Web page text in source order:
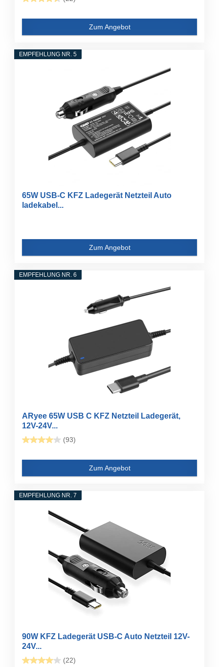
Zum Angebot
EMPFEHLUNG NR. 5
65W USB-C KFZ Ladegerät Netzteil Auto
ladekabel...
Zum Angebot
EMPFEHLUNG NR. 6
ARyee 65W USB C KFZ Netzteil Ladegerät,
12V-24V...
(93)
Zum Angebot
EMPFEHLUNG NR. 7
90W KFZ Ladegerät USB-C Auto Netzteil 12V-
24V...
(22)